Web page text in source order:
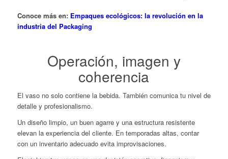
Conoce más en: Empaques ecológicos: la revolución en la
industria del Packaging
Operación, imagen y
coherencia
El vaso no solo contiene la bebida. También comunica tu nivel de
detalle y profesionalismo.
Un diseño limpio, un buen agarre y una estructura resistente
elevan la experiencia del cliente. En temporadas altas, contar
con un inventario adecuado evita improvisaciones.